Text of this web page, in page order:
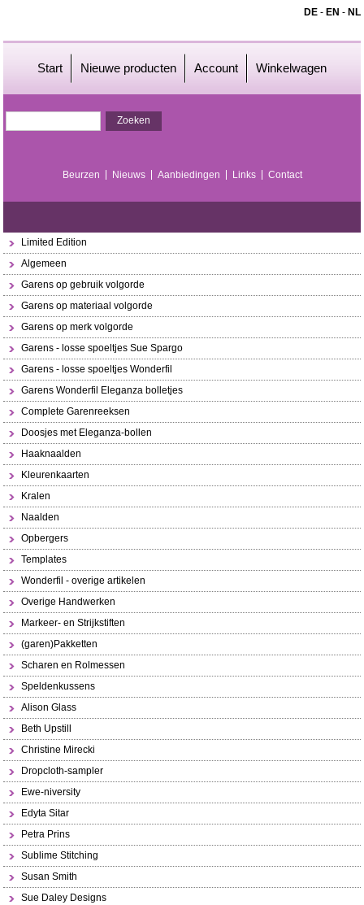
DE- EN - NL
Start Nieuwe producten Account Winkelwagen
Beurzen Nieuws Aanbiedingen Links Contact
Limited Edition
Algemeen
Garens op gebruik volgorde
Garens op materiaal volgorde
Garens op merk volgorde
Garens - losse spoeltjes Sue Spargo
Garens - losse spoeltjes Wonderfil
Garens Wonderfil Eleganza bolletjes
Complete Garenreeksen
Doosjes met Eleganza-bollen
Haaknaalden
Kleurenkaarten
Kralen
Naalden
Opbergers
Templates
Wonderfil - overige artikelen
Overige Handwerken
Markeer- en Strijkstiften
(garen)Pakketten
Scharen en Rolmessen
Speldenkussens
Alison Glass
Beth Upstill
Christine Mirecki
Dropcloth-sampler
Ewe-niversity
Edyta Sitar
Petra Prins
Sublime Stitching
Susan Smith
Sue Daley Designs